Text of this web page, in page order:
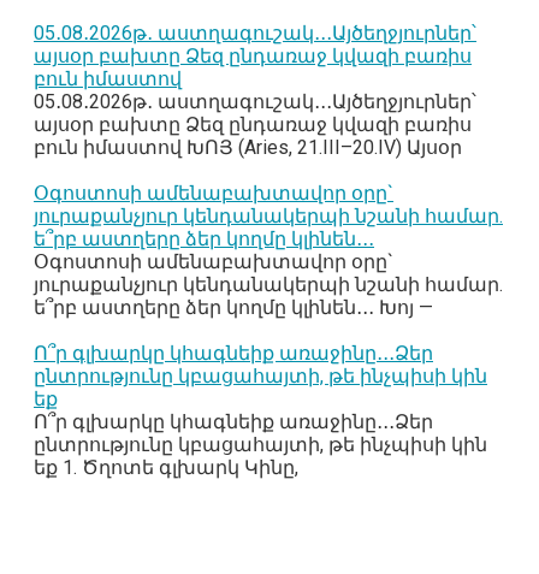
05․08․2026թ․ աստղագուշակ․․․Այծեղջյուրներ՝
այսօր բախտը Ձեզ ընդառաջ կվազի բառիս
բուն իմաստով
05․08․2026թ․ աստղագուշակ․․․Այծեղջյուրներ՝
այսօր բախտը Ձեզ ընդառաջ կվազի բառիս
բուն իմաստով ԽՈՅ (Aries, 21.III–20.IV) Այսօր
Օգոստոսի ամենաբախտավոր օրը`
յուրաքանչյուր կենդանակերպի նշանի համար.
ե՞րբ աստղերը ձեր կողմը կլինեն․․․
Օգոստոսի ամենաբախտավոր օրը`
յուրաքանչյուր կենդանակերպի նշանի համար.
ե՞րբ աստղերը ձեր կողմը կլինեն․․․ Խոյ —
Ո՞ր գլխարկը կհագնեիք առաջինը․․․Ձեր
ընտրությունը կբացահայտի, թե ինչպիսի կին
եք
Ո՞ր գլխարկը կհագնեիք առաջինը․․․Ձեր
ընտրությունը կբացահայտի, թե ինչպիսի կին
եք 1. Ծղոտե գլխարկ Կինը,